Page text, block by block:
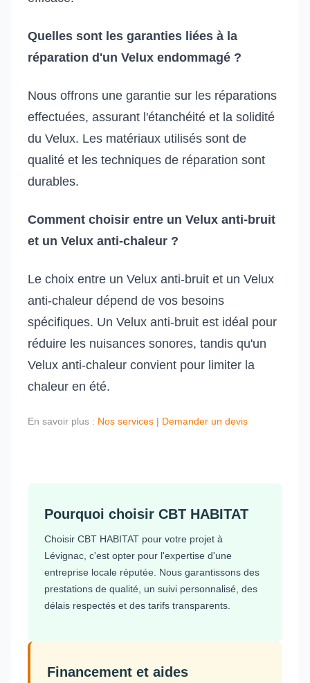
Quelles sont les garanties liées à la
réparation d'un Velux endommagé ?
Nous offrons une garantie sur les réparations
effectuées, assurant l'étanchéité et la solidité
du Velux. Les matériaux utilisés sont de
qualité et les techniques de réparation sont
durables.
Comment choisir entre un Velux anti-bruit
et un Velux anti-chaleur ?
Le choix entre un Velux anti-bruit et un Velux
anti-chaleur dépend de vos besoins
spécifiques. Un Velux anti-bruit est idéal pour
réduire les nuisances sonores, tandis qu'un
Velux anti-chaleur convient pour limiter la
chaleur en été.
En savoir plus : Nos services | Demander un devis
Pourquoi choisir CBT HABITAT
Choisir CBT HABITAT pour votre projet à
Lévignac, c'est opter pour l'expertise d'une
entreprise locale réputée. Nous garantissons des
prestations de qualité, un suivi personnalisé, des
délais respectés et des tarifs transparents.
Financement et aides